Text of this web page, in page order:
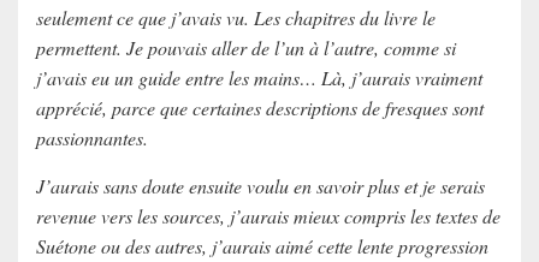
seulement ce que j’avais vu. Les chapitres du livre le
permettent. Je pouvais aller de l’un à l’autre, comme si
j’avais eu un guideentre les mains… Là, j’aurais vraiment
apprécié, parce que certaines descriptions de fresques sont
passionnantes.
J’aurais sans doute ensuite voulu en savoir plus et je serais
revenue vers les sources, j’aurais mieux compris les textes de
Suétoneou des autres, j’aurais aimé cette lente progression